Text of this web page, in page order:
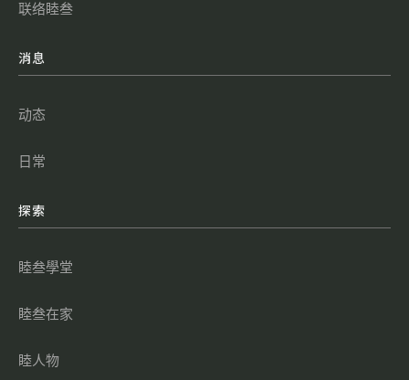
联络睦叁
消息
动态
日常
探索
睦叁學堂
睦叁在家
睦人物